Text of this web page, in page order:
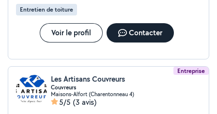
Entretien de toiture
Voir le profil Contacter
Entreprise
Les Artisans Couvreurs
Couvreurs
Maisons-Alfort (Charentonneau 4)
5/5 (3 avis)